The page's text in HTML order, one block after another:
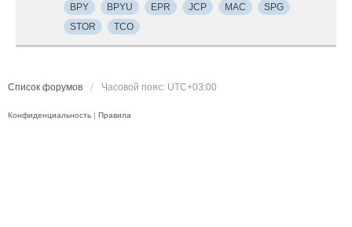
BPY BPYU EPR JCP MAC
SPG
STOR
TCO
Список форумов Часовой пояс: UTC+03:00
Конфиденциальность | Правила